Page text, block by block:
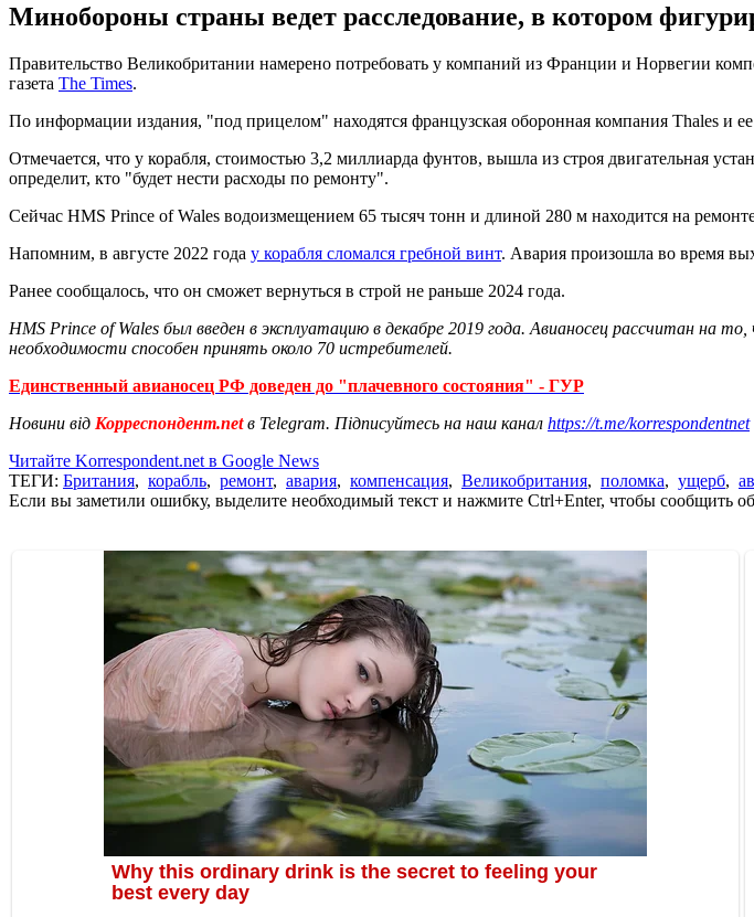
Минобороны страны ведет расследование, в котором
Правительство Великобритании намерено потребовать у компаний из Франции и Норвегии
газета The Times.
По информации издания, "под прицелом" находятся французская оборонная компания Thales и
Отмечается, что у корабля, стоимостью 3,2 миллиарда фунтов, вышла из строя двигательная
определит, кто "будет нести расходы по ремонту".
Сейчас HMS Prince of Wales водоизмещением 65 тысяч тонн и длиной 280 м находится на
Напомним, в августе 2022 года у корабля сломался гребной винт. Авария произошла во время
Ранее сообщалось, что он сможет вернуться в строй не раньше 2024 года.
HMS Prince of Wales был введен в эксплуатацию в декабре 2019 года. Авианосец рассчитан
необходимости способен принять около 70 истребителей.
Единственный авианосец РФ доведен до "плачевного состояния" - ГУР
Новини від Корреспондент.netв Telegram. Підписуйтесь на наш канал https://t.me/korrespondentnet
Читайте Korrespondent.net в Google News
ТЕГИ: Британия, корабль, ремонт, авария, компенсация, Великобритания, поломка, ущерб,
Если вы заметили ошибку, выделите необходимый текст и нажмите Ctrl+Enter, чтобы сообщить